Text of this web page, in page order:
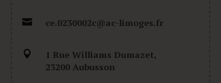
 ce.0230002c@ac-limoges.fr

1 Rue Williams Dumazet,
23200 Aubusson